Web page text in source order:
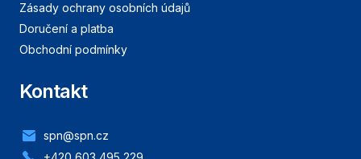
Zásady ochrany osobních údajů
Doručení a platba
Obchodní podmínky
Kontakt
spn@spn.cz